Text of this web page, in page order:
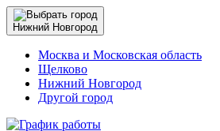
Нижний Новгород
Москва и Московская область
Щелково
Нижний Новгород
Другой город